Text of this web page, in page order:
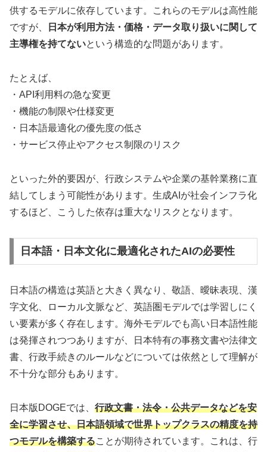
供するモデルに依存しています。これらのモデルは高性能
ですが、
日本が利用方法・価格・データ取り扱いに関して
主導権を持てないという構造的な問題があります。
たとえば、
・API利用料の急な変更
・機能の制限や仕様変更
・日本語最適化の優先度の低さ
・サービス停止やアクセス制限のリスク
といった外的要因が、行政システムや企業の基幹業務に直
結してしまう可能性があります。生成AIが社会インフラ化
するほど、こうした依存は重大なリスクとなります。
日本語・日本文化に最適化されたAIの必要性
日本語の構造は英語と大きく異なり、敬語、曖昧表現、漢
字文化、ローカル文脈など、英語圏モデルでは学習しにく
い要素が多く存在します。海外モデルでも高い日本語性能
は発揮されつつありますが、日本特有の事務文書や法律文
書、行政手続きのルールなどについては依然として理解が
不十分な部分もあります。
日本版DOGEでは、 行政文書・法令・公共データなどを安
全に学習させ、日本語領域で世界トップクラスの精度を持
つモデルを構築することが期待されています。これは、行